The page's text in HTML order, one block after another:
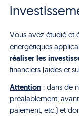
Vous avez étudié et
énergétiques
réaliser les
financiers (aides et
Attention: dans de
préalablement, avant
paiement, etc.) et